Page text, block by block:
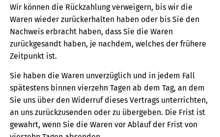
Wir können die Rückzahlung verweigern, bis wir die
Waren wieder zurückerhalten haben oder bis Sie den
Nachweis erbracht haben, dass Sie die Waren
zurückgesandt haben, je nachdem, welches der frühere
Zeitpunkt ist.
Sie haben die Waren unverzüglich und in jedem Fall
spätestens binnen vierzehn Tagen ab dem Tag, an dem
Sie uns über den Widerruf dieses Vertrags unterrichten,
an uns zurückzusenden oder zu übergeben. Die Frist ist
gewahrt, wenn Sie die Waren vor Ablauf der Frist von